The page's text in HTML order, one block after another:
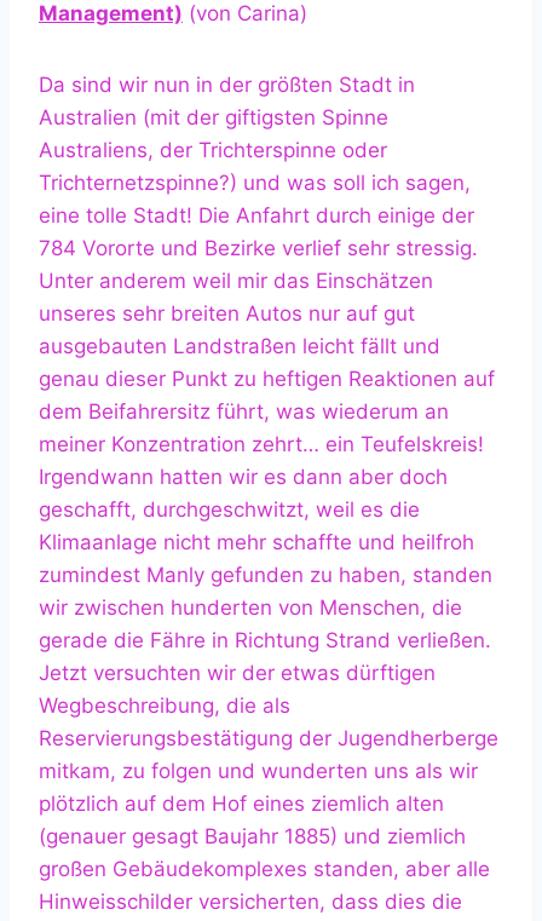
Management) (von Carina)
Da sind wir nun in der größten Stadt in
Australien (mit der giftigsten Spinne
Australiens, der Trichterspinne oder
Trichternetzspinne?) und was soll ich sagen,
eine tolle Stadt! Die Anfahrt durch einige der
784 Vororte und Bezirke verlief sehr stressig.
Unter anderem weil mir das Einschätzen
unseres sehr breiten Autos nur auf gut
ausgebauten Landstraßen leicht fällt und
genau dieser Punkt zu heftigen Reaktionen auf
dem Beifahrersitz führt, was wiederum an
meiner Konzentration zehrt… ein Teufelskreis!
Irgendwann hatten wir es dann aber doch
geschafft, durchgeschwitzt, weil es die
Klimaanlage nicht mehr schaffte und heilfroh
zumindest Manly gefunden zu haben, standen
wir zwischen hunderten von Menschen, die
gerade die Fähre in Richtung Strand verließen.
Jetzt versuchten wir der etwas dürftigen
Wegbeschreibung, die als
Reservierungsbestätigung der Jugendherberge
mitkam, zu folgen und wunderten uns als wir
plötzlich auf dem Hof eines ziemlich alten
(genauer gesagt Baujahr 1885) und ziemlich
großen Gebäudekomplexes standen, aber alle
Hinweisschilder versicherten, dass dies die